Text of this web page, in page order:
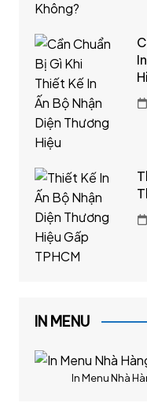
IN MENU
In Menu Nhà